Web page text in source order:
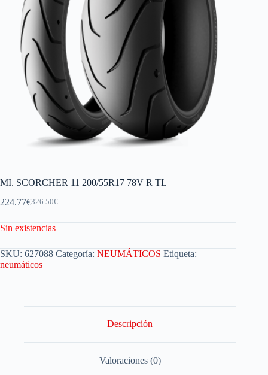
MI. SCORCHER 11 200/55R17 78V R TL
326.50€
224.77€
Sin existencias
SKU: 627088 Categoría: NEUMÁTICOS Etiqueta:
neumáticos
Descripción
Valoraciones (0)